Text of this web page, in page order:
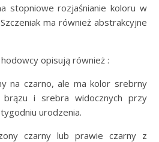
stopniowe rozjaśnianie koloru w
ma również abstrakcyjne
opisują również :
na czarno, ale ma kolor srebrny
brązu i srebra widocznych przy
urodzenia.
czarny lub prawie czarny z